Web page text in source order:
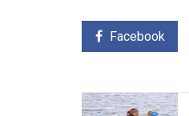
Facebook